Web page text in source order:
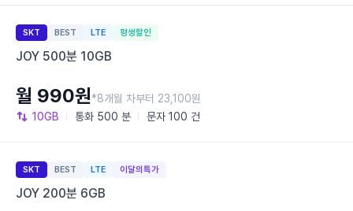
SKT BEST LTE 평생할인
JOY 500분 10GB
10GB 통화 500 분 문자 100 건
월 990원*8개월 차부터 23,100원
SKT BEST LTE 이달의특가
JOY 200분 6GB